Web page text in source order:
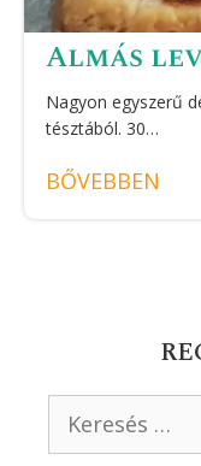
Almás
Nagyon egyszerű
tésztából. 30…
BŐVEBBEN